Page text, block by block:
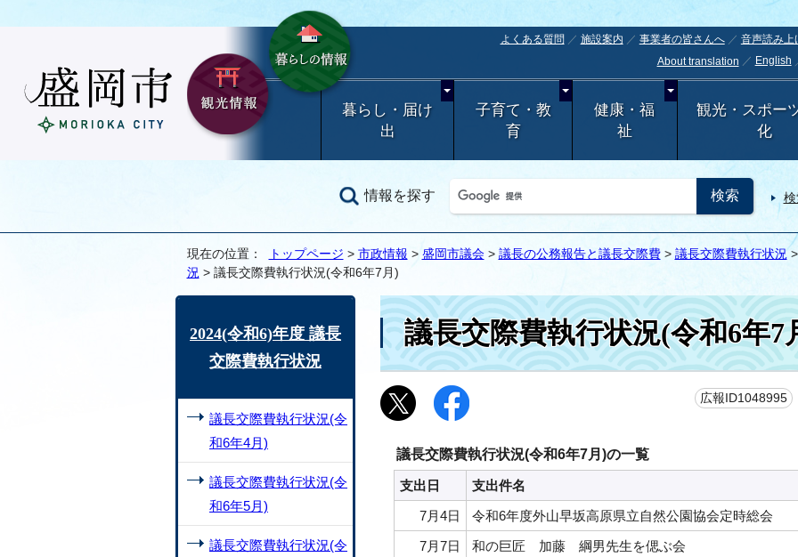
よくある質問 施設案内 事業者の皆さんへ 音声読み上
About translation
English
暮らし・届け
出
子育て・教
育
健康・福
祉
観光・スポー
化
情報を探す
現在の位置： トップページ > 市政情報 > 盛岡市議会> 議長の公務報告と議長交際費> 議長交際費執行状況>
況 > 議長交際費執行状況(令和6年7月)
議長交際費執行状況(令和6年7
広報ID1048995
議長交際費執行状況(令和6年7月)の一覧
支出日 支出件名
7月4日
令和6年度外山早坂高原県立自然公園協会定時総会
7月7日
和の巨匠 加藤 綱男先生を偲ぶ会
2024(令和6)年度 議長
交際費執行状況
議長交際費執行状況(令
和6年4月)
議長交際費執行状況(令
和6年5月)
議長交際費執行状況(令